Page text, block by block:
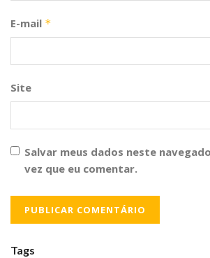
E-mail *
Site
Salvar meus dados neste
vez que eu comentar.
Tags